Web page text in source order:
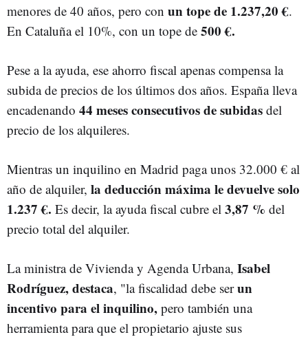
menores de 40 años, pero con un tope de 1.237,20 €.
En Cataluña el 10%, con un tope de 500 €.
Pese a la ayuda, ese ahorro fiscal apenas compensa la
subida de precios de los últimos dos años. España lleva
encadenando 44 meses consecutivos de subidas del
precio de los alquileres.
Mientras un inquilino en Madrid paga unos 32.000 € al
año de alquiler, la deducción máxima le devuelve solo
1.237 €. Es decir, la ayuda fiscal cubre el 3,87 % del
precio total del alquiler.
La ministra de Vivienda y Agenda Urbana, Isabel
Rodríguez, destaca, "la fiscalidad debe serun
incentivo para el inquilino, pero también una
herramienta para que el propietario ajuste sus